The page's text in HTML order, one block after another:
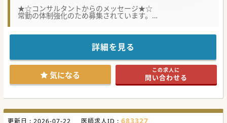
★☆コンサルタントからのメッセージ★☆
常勤の体制強化のため募集されています。
当直はございますが、慢性期の医療機関で救急対応はござい
お気軽にお問い合わせください♪
詳細を見る
気になる この求人に
問い合わせる
683327